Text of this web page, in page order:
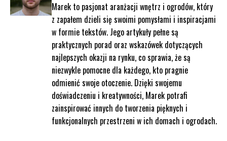
Marek to pasjonat aranżacji wnętrz i ogrodów, który
z zapałem dzieli się swoimi pomysłami i inspiracjami
w formie tekstów. Jego artykuły pełne są
praktycznych porad oraz wskazówek dotyczących
najlepszych okazji na rynku, co sprawia, że są
niezwykle pomocne dla każdego, kto pragnie
odmienić swoje otoczenie. Dzięki swojemu
doświadczeniu i kreatywności, Marek potrafi
zainspirować innych do tworzenia pięknych i
funkcjonalnych przestrzeni w ich domach i ogrodach.